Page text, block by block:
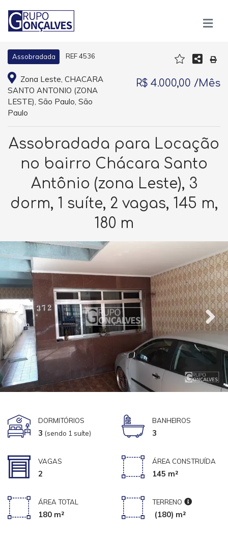
Assobradada REF 4536
Zona Leste, CHACARA
SANTO ANTONIO (ZONA
LESTE), São Paulo, São
Paulo
R$ 4.000,00 /Mês
Assobradada para Locação
no bairro Chácara Santo
Antônio (zona Leste), 3
dorm, 1 suíte, 2 vagas, 145 m,
180 m
DORMITÓRIOS
3 (sendo 1 suíte)
BANHEIROS
3
VAGAS
2
ÁREA CONSTRUÍDA
145 m²
ÁREA TOTAL
180 m²
TERRENO
(180) m²